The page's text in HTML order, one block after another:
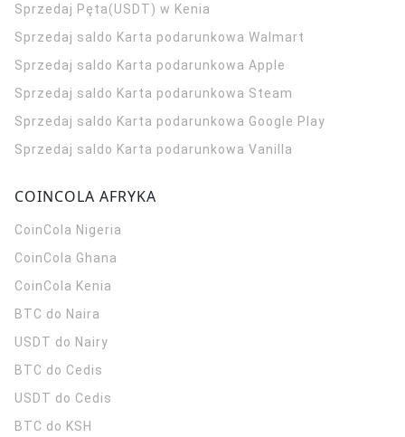
Sprzedaj Pęta(USDT) w Kenia
Sprzedaj saldo Karta podarunkowa Walmart
Sprzedaj saldo Karta podarunkowa Apple
Sprzedaj saldo Karta podarunkowa Steam
Sprzedaj saldo Karta podarunkowa Google Play
Sprzedaj saldo Karta podarunkowa Vanilla
COINCOLA AFRYKA
CoinCola Nigeria
CoinCola Ghana
CoinCola Kenia
BTC do Naira
USDT do Nairy
BTC do Cedis
USDT do Cedis
BTC do KSH